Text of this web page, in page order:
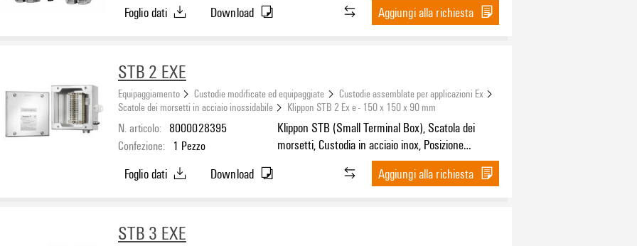
Foglio dati Download Aggiungi alla richiesta
STB 2 EXE
Equipaggiamento Custodie modificate ed equipaggiate
Custodie assemblate per applicazioni Ex
Scatole dei morsetti in acciaio inossidabile
Klippon STB 2 Ex e - 150 x 150 x 90 mm
N. articolo: 8000028395
Confezione: 1 Pezzo
Klippon STB (Small Terminal Box), Scatola dei
morsetti, Custodia in acciaio inox, Posizione
verticale: 150 mm, Larghezza: 150 mm, Profondità:
90 mm, Materiale di base: acciaio inossidabile
Foglio dati Download Aggiungi alla richiesta
STB 3 EXE